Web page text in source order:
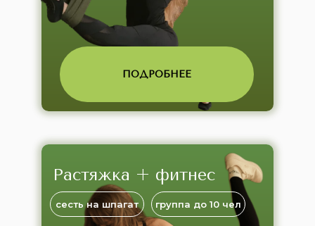
ПОДРОБНЕЕ
Растяжка + фитнес
сесть на шпагат группа до 10 чел